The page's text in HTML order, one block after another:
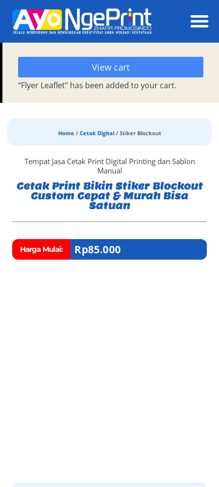
“Flyer Leaflet” has been added to your cart.
View cart
Home / Cetak Digital/ Stiker Blockout
Tempat Jasa Cetak Print Digital Printing dan Sablon
Manual
Cetak Print Bikin Stiker Blockout
Custom Cepat & Murah Bisa
Satuan
Harga Mulai: Rp85.000